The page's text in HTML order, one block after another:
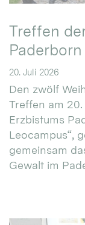
Treffen
20. Juli 2026
Den zwölf
Treffen am
Erzbistums
Leocampus“,
gemeinsam
Gewalt im